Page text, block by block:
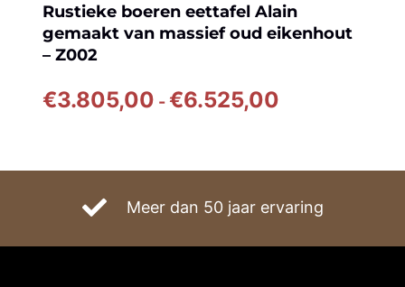
Rustieke boeren eettafel Alain
gemaakt van massief oud eikenhout
– Z002
€3.805,00 -€6.525,00
€6.525,00
Meer dan 50 jaar ervaring